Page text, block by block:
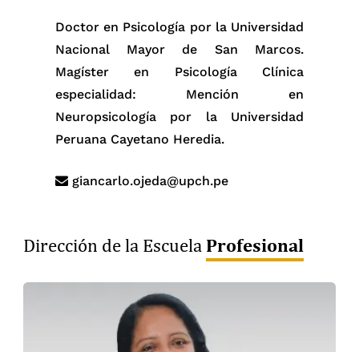
Doctor en Psicología por la Universidad
Nacional Mayor de San Marcos.
Magíster en Psicología Clínica
especialidad: Mención en
Neuropsicología por la Universidad
Peruana Cayetano Heredia.
giancarlo.ojeda@upch.pe
Dirección de la Escuela Profesional